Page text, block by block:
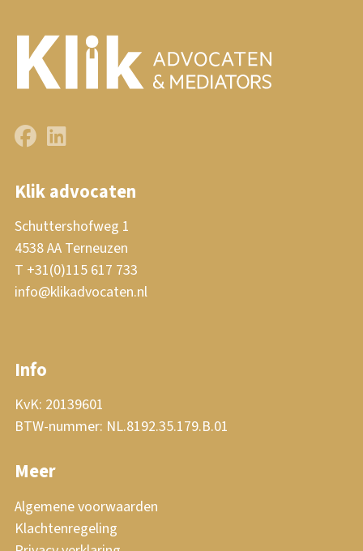
Klik advocaten
Schuttershofweg 1
4538 AA Terneuzen
T +31(0)115 617 733
info@klikadvocaten.nl
Info
KvK: 20139601
BTW-nummer: NL.8192.35.179.B.01
Meer
Algemene voorwaarden
Klachtenregeling